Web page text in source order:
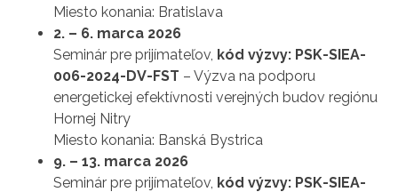
Miesto konania: Bratislava
2. – 6. marca 2026
Seminár pre prijímateľov, kód výzvy: PSK-SIEA-
006-2024-DV-FST – Výzva na podporu
energetickej efektívnosti verejných budov regiónu
Hornej Nitry
Miesto konania: Banská Bystrica
9. – 13. marca 2026
Seminár pre prijímateľov, kód výzvy: PSK-SIEA-